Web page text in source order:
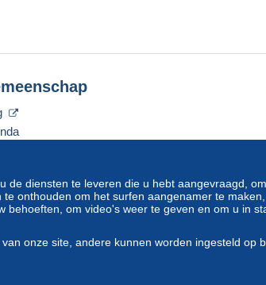
de diensten te leveren die u hebt aangevraagd,
onthouden om het surfen aangenamer te
om video's weer te geven en om u in
onze site, andere kunnen worden ingesteld op